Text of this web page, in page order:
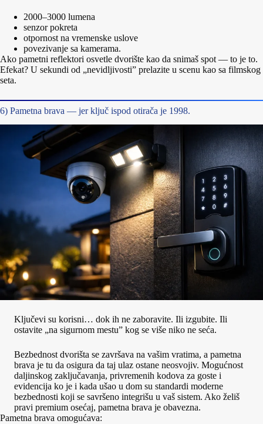
2000–3000 lumena
senzor pokreta
otpornost na vremenske uslove
povezivanje sa kamerama.
Ako pametni reflektori osvetle dvorište kao da snimaš spot — to je to.
Efekat? U sekundi od „nevidljivosti” prelazite u scenu kao sa filmskog
seta.
6) Pametna brava — jer ključ ispod otirača je 1998.
Ključevi su korisni… dok ih ne zaboravite. Ili izgubite. Ili
ostavite „na sigurnom mestu” kog se više niko ne seća.
Bezbednost dvorišta se završava na vašim vratima, a pametna
brava je tu da osigura da taj ulaz ostane neosvojiv. Mogućnost
daljinskog zaključavanja, privremenih kodova za goste i
evidencija ko je i kada ušao u dom su standardi moderne
bezbednosti koji se savršeno integrišu u vaš sistem. Ako želiš
pravi premium osećaj, pametna brava je obavezna.
Pametna brava omogućava: